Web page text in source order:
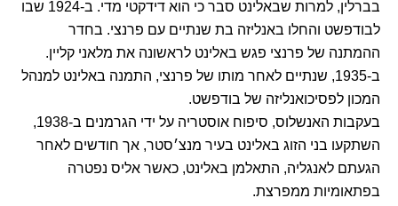
בברלין, למרות שבאלינט סבר כי הוא דידקטי מדי. ב-1924 שבו
לבודפשט והחלו באנליזה בת שנתיים עם פרנצי. בחדר
ההמתנה של פרנצי פגש באלינט לראשונה את מלאני קליין.
ב-1935, שנתיים לאחר מותו של פרנצי, התמנה באלינט למנהל
המכון לפסיכואנליזה של בודפשט.
בעקבות האנשלוס, סיפוח אוסטריה על ידי הגרמנים ב-1938,
השתקעו בני הזוג באלינט בעיר מנצ׳סטר, אך חודשים לאחר
הגעתם לאנגליה, התאלמן באלינט, כאשר אליס נפטרה
בפתאומיות ממפרצת.